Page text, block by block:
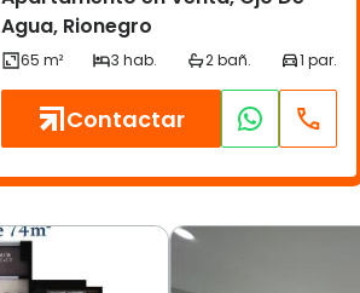
Agua, Rionegro
Contactar